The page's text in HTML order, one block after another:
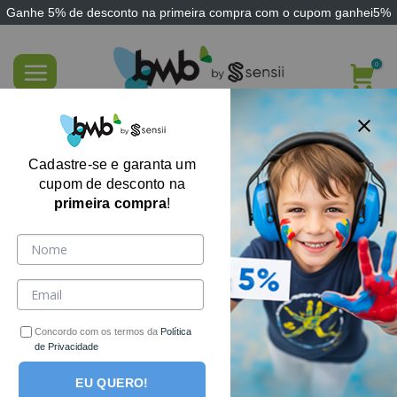
Ganhe 5% de desconto na primeira compra com o cupom ganhei5%
content
FILTRE AQUI
Cadastre-se e garanta um
cupom de desconto na
primeira compra!
Concordo com os termos da Política
de Privacidade
EU QUERO!